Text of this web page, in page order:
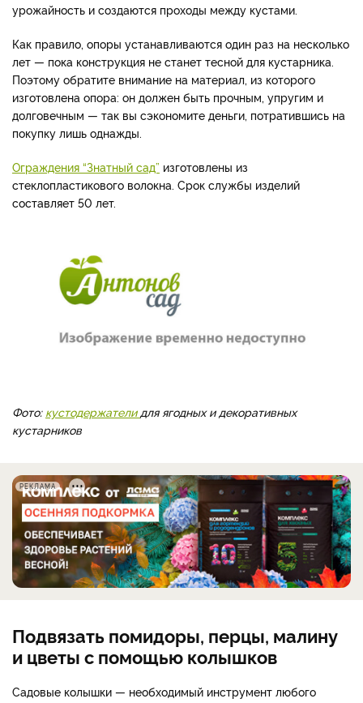
урожайность и создаются проходы между кустами.
Как правило, опоры устанавливаются один раз на несколько
лет — пока конструкция не станет тесной для кустарника.
Поэтому обратите внимание на материал, из которого
изготовлена опора: он должен быть прочным, упругим и
долговечным — так вы сэкономите деньги, потратившись на
покупку лишь однажды.
Ограждения “Знатный сад” изготовлены из
стеклопластикового волокна. Срок службы изделий
составляет 50 лет.
Фото: кустодержатели для ягодных и декоративных
кустарников
РЕКЛАМА
Подвязать помидоры, перцы, малину
и цветы с помощью колышков
Садовые колышки — необходимый инструмент любого